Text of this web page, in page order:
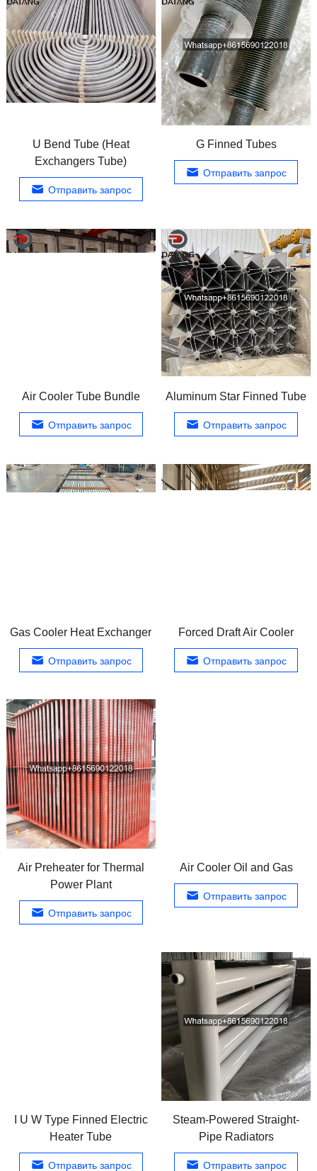
U Bend Tube(Heat
Exchangers Tube)
Отправить запрос
G Finned Tubes
Отправить запрос
Air Cooler Tube Bundle
Отправить запрос
Aluminum Star Finned Tube
Отправить запрос
Gas Cooler Heat Exchanger
Отправить запрос
Forced Draft Air Cooler
Отправить запрос
Air Preheater for Thermal
Power Plant
Отправить запрос
Air Cooler Oil and Gas
Отправить запрос
I U W Type Finned Electric
Heater Tube
Отправить запрос
Steam-Powered Straight-
Pipe Radiators
Отправить запрос